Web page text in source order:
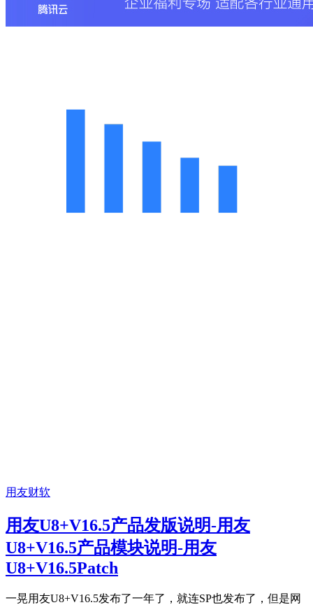
用友财软
用友U8+V16.5产品发版说明-用友
U8+V16.5产品模块说明-用友
U8+V16.5Patch
一晃用友U8+V16.5发布了一年了，就连SP也发布了，但是网